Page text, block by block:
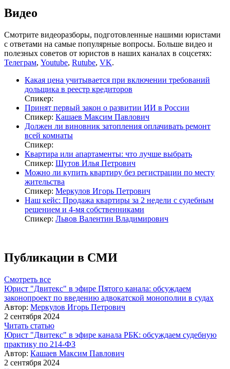
Видео
Смотрите видеоразборы, подготовленные нашими юристами
с ответами на самые популярные вопросы. Больше видео и
полезных советов от юристов в наших каналах в соцсетях:
Телеграм, Youtube, Rutube, VK.
Какая цена учитывается при включении требований
дольщика в реестр кредиторов
Спикер:
Принят первый закон о развитии ИИ в России
Спикер: Кашаев Максим Павлович
Должен ли виновник затопления оплачивать ремонт
всей комнаты
Спикер:
Квартира или апартаменты: что лучше выбрать
Спикер: Шутов Илья Петрович
Можно ли купить квартиру без регистрации по месту
жительства
Спикер: Меркулов Игорь Петрович
Наш кейс: Продажа квартиры за 2 недели с судебным
решением и 4-мя собственниками
Спикер: Львов Валентин Владимирович
Публикации в СМИ
Смотреть все
Юрист "Двитекс" в эфире Пятого канала: обсуждаем
законопроект по введению адвокатской монополии в судах
Автор: Меркулов Игорь Петрович
2 сентября 2024
Читать статью
Юрист "Двитекс" в эфире канала РБК: обсуждаем судебную
практику по 214-ФЗ
Автор: Кашаев Максим Павлович
2 сентября 2024